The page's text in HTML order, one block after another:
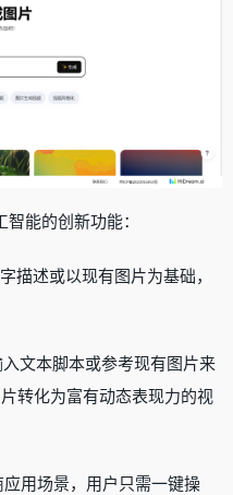
能的创新功能：
描述或以现有图片为基础，
文本脚本或参考现有图片来
转化为富有动态表现力的视
用场景，用户只需一键操